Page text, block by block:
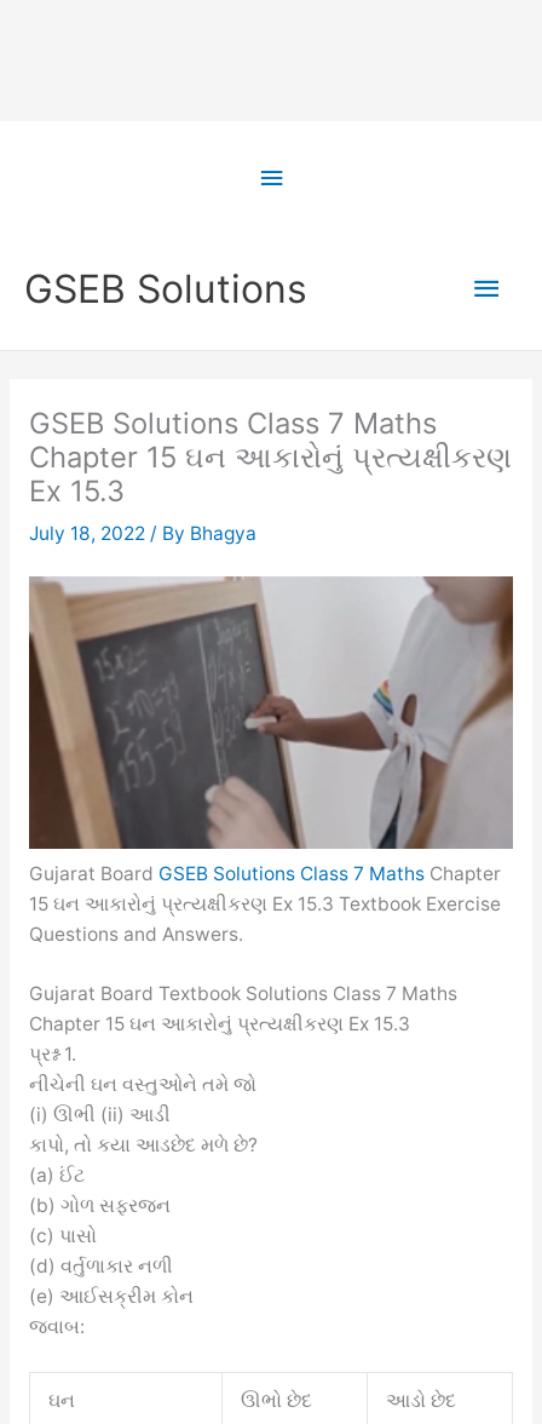
Above
GSEB Solutions
Main
GSEB Solutions Class 7 Maths
Chapter 15 ઘન આકારોનું પ્રત્યક્ષીકરણ
Ex 15.3
July 18, 2022 / By Bhagya
Gujarat Board GSEB Solutions Class 7 MathsChapter
15 ઘન આકારોનું પ્રત્યક્ષીકરણ Ex 15.3 Textbook Exercise
Questions and Answers.
Gujarat Board Textbook Solutions Class 7 Maths
Chapter 15 ઘન આકારોનું પ્રત્યક્ષીકરણ Ex 15.3
પ્રશ્ન 1.
નીચેની ઘન વસ્તુઓને તમે જો
(i) ઊભી (ii) આડી
કાપો, તો કયા આડછેદ મળે છે?
(a) ઈંટ
(b) ગોળ સફરજન
(c) પાસો
(d) વર્તુળાકાર નળી
(e) આઈસક્રીમ કોન
જવાબ:
ઘન ઊભો છેદ આડો છેદ